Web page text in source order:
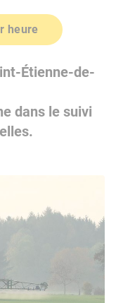
heure
Étienne-de-
dans le suivi